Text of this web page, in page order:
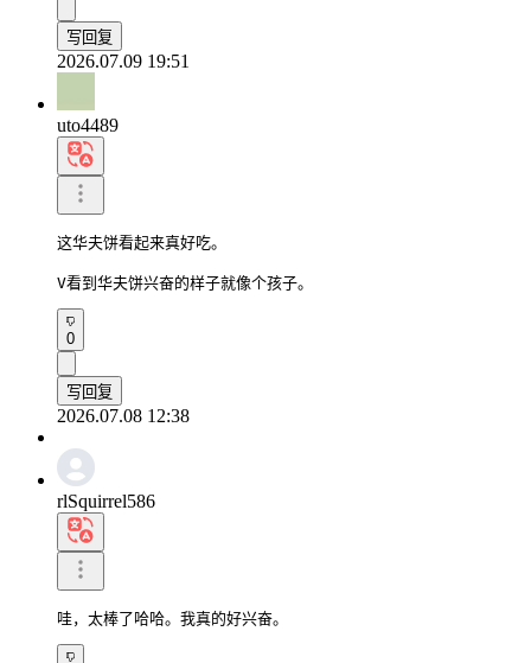
写回复
2026.07.09 19:51
uto4489
这华夫饼看起来真好吃。
V看到华夫饼兴奋的样子就像个孩子。
0
写回复
2026.07.08 12:38
rlSquirrel586
哇，太棒了哈哈。我真的好兴奋。